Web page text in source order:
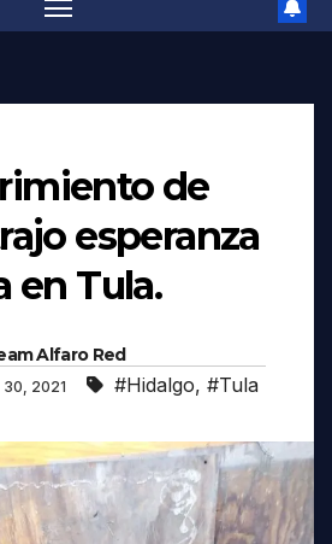
de
esperanza
en Tula.
Alfaro Red
30, 2021 #Hidalgo, #Tula